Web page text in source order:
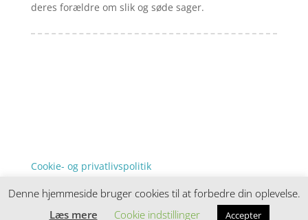
deres forældre om slik og søde sager.
Cookie- og privatlivspolitik
Denne hjemmeside samler et bredt udvalg af
spændende varer. Siden er et affiiliatesite, og nogle
Denne hjemmeside bruger cookies til at forbedre din oplevelse.
Læs mere
Cookie indstillinger Accepter